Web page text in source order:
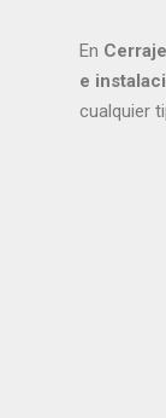
En
e
cualquier